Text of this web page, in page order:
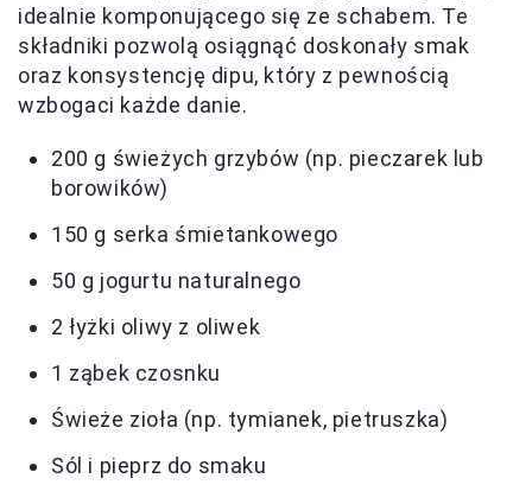
idealnie komponującego się ze schabem. Te
składniki pozwolą osiągnąć doskonały smak
oraz konsystencję dipu, który z pewnością
wzbogaci każde danie.
200 g świeżych grzybów (np. pieczarek lub
borowików)
150 g serka śmietankowego
50 g jogurtu naturalnego
2 łyżki oliwy z oliwek
1 ząbek czosnku
Świeże zioła (np. tymianek, pietruszka)
Sól i pieprz do smaku